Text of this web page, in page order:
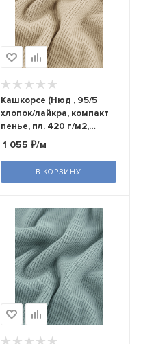
Кашкорсе (Нюд , 95/5
хлопок/лайкра, компакт
пенье, пл. 420 г/м2,
шир.120 см)
1 055 ₽/м
В КОРЗИНУ